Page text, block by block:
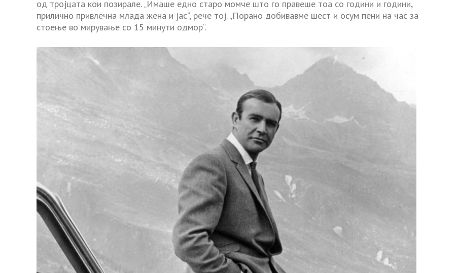
од тројцата кои позирале. „Имаше едно старо момче што го правеше тоа со години и години,
прилично привлечна млада жена и јас“, рече тој. „Порано добивавме шест и осум пени на час за
стоење во мирување со 15 минути одмор“.